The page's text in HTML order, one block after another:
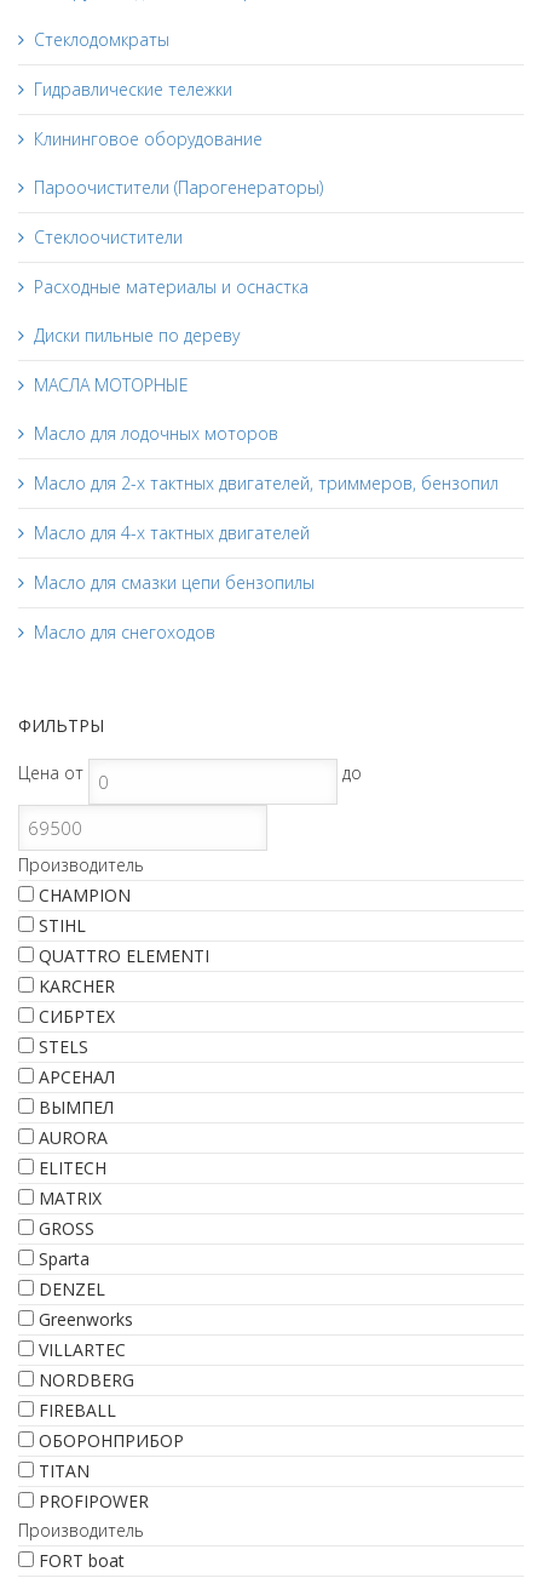
Стеклодомкраты
Гидравлические тележки
Клининговое оборудование
Пароочистители (Парогенераторы)
Стеклоочистители
Расходные материалы и оснастка
Диски пильные по дереву
МАСЛА МОТОРНЫЕ
Масло для лодочных моторов
Масло для 2-х тактных двигателей, триммеров, бензопил
Масло для 4-х тактных двигателей
Масло для смазки цепи бензопилы
Масло для снегоходов
ФИЛЬТРЫ
Цена от до
Производитель
CHAMPION
STIHL
QUATTRO ELEMENTI
KARCHER
СИБРТЕХ
STELS
АРСЕНАЛ
ВЫМПЕЛ
AURORA
ELITECH
MATRIX
GROSS
Sparta
DENZEL
Greenworks
VILLARTEC
NORDBERG
FIREBALL
ОБОРОНПРИБОР
TITAN
PROFIPOWER
Производитель
FORT boat